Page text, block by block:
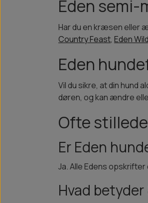
Eden
Har du en kræsen eller
Country Feast, Eden
Eden
Vil du sikre, at din hund
døren, og kan ændre
Ofte
Er Eden
Ja. Alle Edens
Hvad